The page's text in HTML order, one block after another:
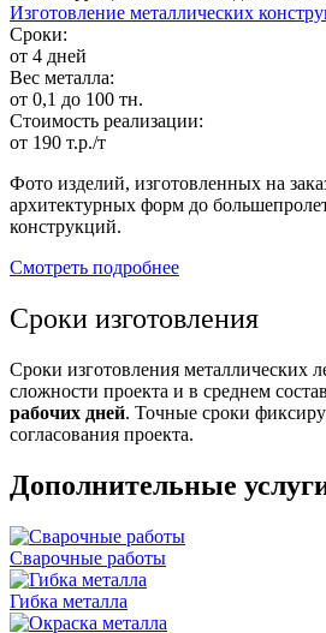
Изготовление металлических
Сроки:
от 4 дней
Вес металла:
от 0,1 до 100 тн.
Стоимость реализации:
от 190 т.р./т
Фото изделий, изготовленных на
архитектурных форм до
конструкций.
Смотреть подробнее
Сроки изготовления
Сроки изготовления металлических
сложности проекта и в среднем
рабочих дней. Точные сроки
согласования проекта.
Дополнительные
Сварочные работы
Гибка металла